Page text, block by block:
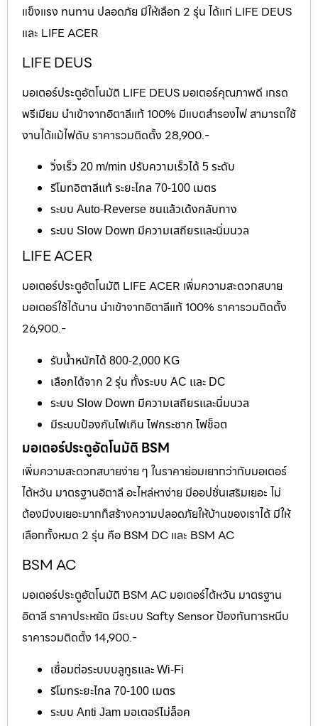
แข็งแรง ทนทาน ปลอดภัย มีให้เลือก 2 รุ่น ได้แก่ LIFE DEUS
และ LIFE ACER
LIFE DEUS
มอเตอร์ประตูอัตโนมัติ LIFE DEUS มอเตอร์คุณภาพดี เกรด
พรีเมียม นำเข้าจากอิตาลีแท้ 100% มีแบตสำรองไฟ สามารถใช้
งานได้แม้ไฟดับ ราคารวมติดตั้ง 28,900.-
วิ่งเร็ว 20 m/min ปรับความเร็วได้ 5 ระดับ
รีโมทอิตาลีแท้ ระยะไกล 70-100 เมตร
ระบบ Auto-Reverse ชนแล้วเด้งกลับทาง
ระบบ Slow Down มีความเสถียรและนิ่มนวล
LIFE ACER
มอเตอร์ประตูอัตโนมัติ LIFE ACER เพิ่มความสะดวกสบาย
มอเตอร์ใช้ได้นาน นำเข้าจากอิตาลีแท้ 100% ราคารวมติดตั้ง
26,900.-
รับน้ำหนักได้ 800-2,000 KG
เลือกได้จาก 2 รุ่น ทั้งระบบ AC และ DC
ระบบ Slow Down มีความเสถียรและนิ่มนวล
มีระบบป้องกันไฟเกิน ไฟกระชาก ไฟช็อต
มอเตอร์ประตูอัตโนมัติ BSM
เพิ่มความสะดวกสบายง่าย ๆ ในราคาย่อมเยากว่ากับมอเตอร์
ไต้หวัน มาตรฐานอิตาลี อะไหล่หาง่าย มีออปชั่นเสริมเยอะ ไม่
ต้องมีงบเยอะมากก็สร้างความปลอดภัยให้บ้านของเราได้ มีให้
เลือกทั้งหมด 2 รุ่น คือ BSM DC และ BSM AC
BSM AC
มอเตอร์ประตูอัตโนมัติ BSM AC มอเตอร์ไต้หวัน มาตรฐาน
อิตาลี ราคาประหยัด มีระบบ Safty Sensor ป้องกันการหนีบ
ราคารวมติดตั้ง 14,900.-
เชื่อมต่อระบบบลูทูธและ Wi-Fi
รีโมทระยะไกล 70-100 เมตร
ระบบ Anti Jam มอเตอร์ไม่ล็อค